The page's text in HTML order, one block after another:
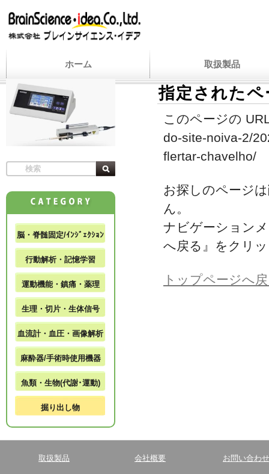
ホーム 取扱製品
指定された
このページの
do-site-noiva-2/
flertar-chavelho/
お探しのページ
ん。
ナビゲーション
へ戻る』をクリ
トップページへ
脳・脊髄固定/ｲﾝｼﾞｪｸｼｮﾝ
行動解析・記憶学習
運動機能・鎮痛・薬理
生理・切片・生体信号
血流計・血圧・画像解析
麻酔器/手術時使用機器
魚類・生物(代謝･運動)
掘り出し物
取扱製品 会社概要 お問い合わせ